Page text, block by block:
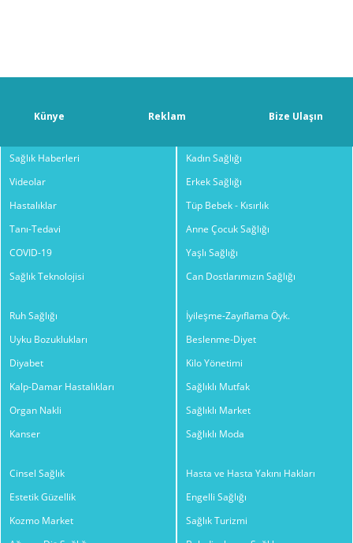
Künye Reklam Bize Ulaşın
Sağlık Haberleri
Videolar
Hastalıklar
Tanı-Tedavi
COVID-19
Sağlık Teknolojisi
Kadın Sağlığı
Erkek Sağlığı
Tüp Bebek - Kısırlık
Anne Çocuk Sağlığı
Yaşlı Sağlığı
Can Dostlarımızın Sağlığı
Ruh Sağlığı
Uyku Bozuklukları
Diyabet
Kalp-Damar Hastalıkları
Organ Nakli
Kanser
İyileşme-Zayıflama Öyk.
Beslenme-Diyet
Kilo Yönetimi
Sağlıklı Mutfak
Sağlıklı Market
Sağlıklı Moda
Cinsel Sağlık
Estetik Güzellik
Kozmo Market
Hasta ve Hasta Yakını Hakları
Engelli Sağlığı
Sağlık Turizmi